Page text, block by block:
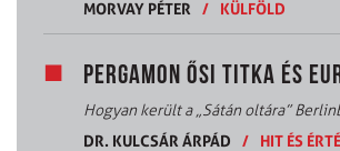
MORVAY PÉTER
/ KÜLFÖLD
PERGAMON ŐSI TITKA ÉS
Hogyan került a „Sátán oltára”
DR. KULCSÁR ÁRPÁD
/ HIT ÉS